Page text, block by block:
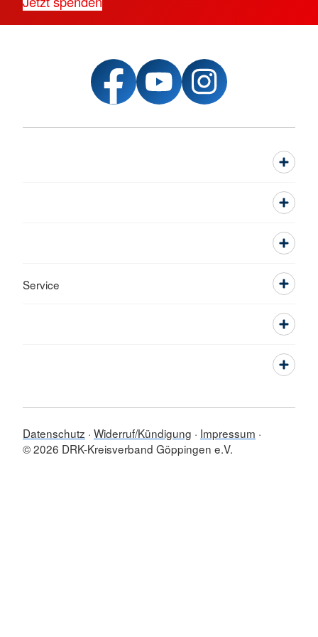
Service
Datenschutz Widerruf/Kündigung
Impressum
© 2026 DRK-Kreisverband Göppingen e.V.